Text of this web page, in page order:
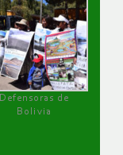
Defensoras de
Bolivia